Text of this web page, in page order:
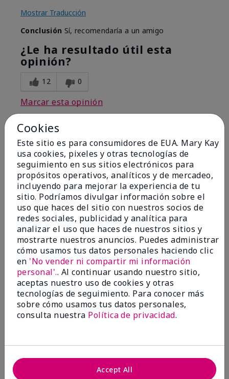
Mostrar Traducción
Conclusión Sí, recomendaría a un amigo
¿Le ha resultado útil esta
opinión?
12 0
Marcar esta opinión
5
Pleasantly surprised
EnviadoHace 5 meses
por Angelina
deSplendora
Evaluado en
marykay.com/en-us/
Comentarios sobre Mary Kay® Waterproof Lip
Liner
I tried it reluctantly. My director stated she thought
it would look good on me and I thought no way. I'm
eating my words. I like this liner with only sheer
illusion lipgloss. I normally wear pinks for lipsticks so
this was a nice change.
Mostrar Traducción
¿Le ha resultado útil esta
Cookies
Este sitio es para consumidores de EUA. Mary Kay
usa cookies, pixeles y otras tecnologías de
seguimiento en sus sitios electrónicos para
propósitos operativos, analíticos y de mercadeo,
incluyendo para mejorar la experiencia de tu
sitio. Podríamos divulgar información sobre el
uso que haces del sitio con nuestros socios de
redes sociales, publicidad y analítica para
analizar el uso que haces de nuestros sitios y
mostrarte nuestros anuncios. Puedes administrar
cómo usamos tus datos personales haciendo clic
en 'No vender ni compartir mi información
personal'.. Al continuar usando nuestro sitio,
aceptas nuestro uso de cookies y otras
tecnologías de seguimiento. Para conocer más
sobre cómo usamos tus datos personales,
consulta nuestra Política de privacidad.
Accept All